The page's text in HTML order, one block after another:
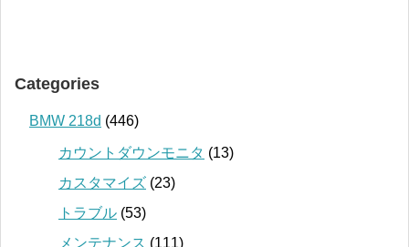
Categories
BMW 218d (446)
カウントダウンモニタ (13)
カスタマイズ (23)
トラブル (53)
メンテナンス (111)